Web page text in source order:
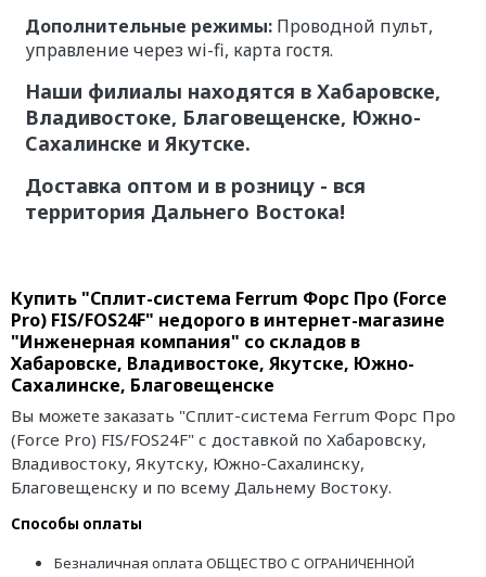
Дополнительные режимы: Проводной пульт,
управление через wi-fi, карта гостя.
Наши филиалы находятся в Хабаровске,
Владивостоке, Благовещенске, Южно-
Сахалинске и Якутске.
Доставка оптом и в розницу - вся
территория Дальнего Востока!
Купить "Сплит-система Ferrum Форс Про (Force
Pro) FIS/FOS24F" недорого в интернет-магазине
"Инженерная компания" со складов в
Хабаровске, Владивостоке, Якутске, Южно-
Сахалинске, Благовещенске
Вы можете заказать "Сплит-система Ferrum Форс Про
(Force Pro) FIS/FOS24F" с доставкой по Хабаровску,
Владивостоку, Якутску, Южно-Сахалинску,
Благовещенску и по всему Дальнему Востоку.
Способы оплаты
Безналичная оплата ОБЩЕСТВО С ОГРАНИЧЕННОЙ